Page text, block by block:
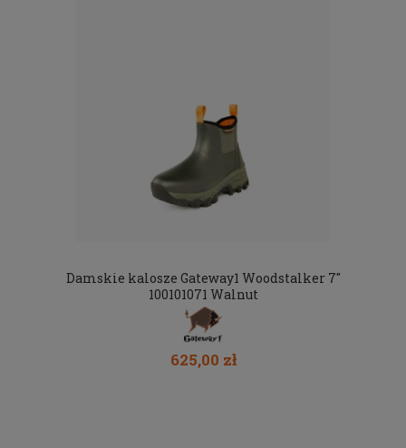
Damskie kalosze Gateway1 Woodstalker 7"
100101071 Walnut
625,00 zł